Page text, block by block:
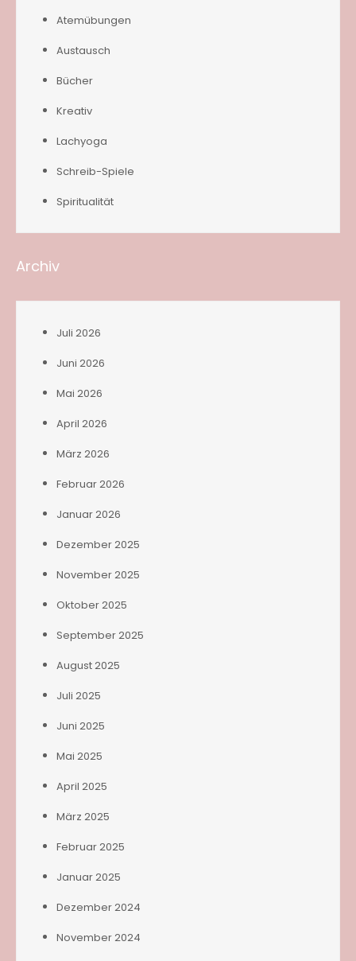
Atemübungen
Austausch
Bücher
Kreativ
Lachyoga
Schreib-Spiele
Spiritualität
Archiv
Juli 2026
Juni 2026
Mai 2026
April 2026
März 2026
Februar 2026
Januar 2026
Dezember 2025
November 2025
Oktober 2025
September 2025
August 2025
Juli 2025
Juni 2025
Mai 2025
April 2025
März 2025
Februar 2025
Januar 2025
Dezember 2024
November 2024